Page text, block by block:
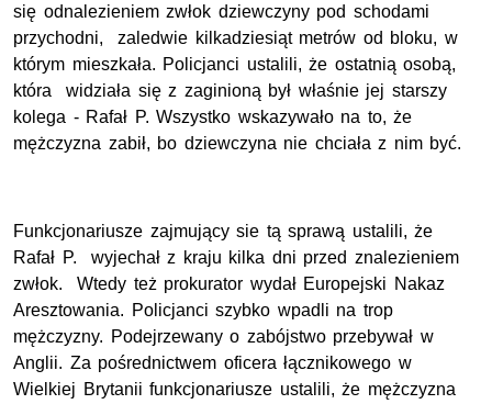
się odnalezieniem zwłok dziewczyny pod schodami
przychodni, zaledwie kilkadziesiąt metrów od bloku, w
którym mieszkała. Policjanci ustalili, że ostatnią osobą,
która widziała się z zaginioną był właśnie jej starszy
kolega - Rafał P. Wszystko wskazywało na to, że
mężczyzna zabił, bo dziewczyna nie chciała z nim być.
Funkcjonariusze zajmujący sie tą sprawą ustalili, że
Rafał P. wyjechał z kraju kilka dni przed znalezieniem
zwłok. Wtedy też prokurator wydał Europejski Nakaz
Aresztowania. Policjanci szybko wpadli na trop
mężczyzny. Podejrzewany o zabójstwo przebywał w
Anglii. Za pośrednictwem oficera łącznikowego w
Wielkiej Brytanii funkcjonariusze ustalili, że mężczyzna